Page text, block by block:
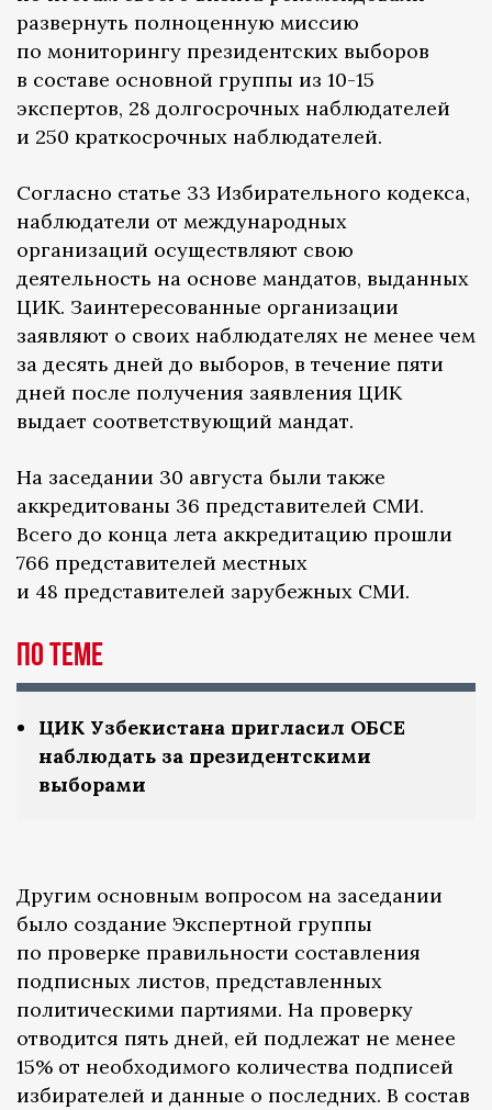
развернуть полноценную миссию
по мониторингу президентских выборов
в составе основной группы из 10-15
экспертов, 28 долгосрочных наблюдателей
и 250 краткосрочных наблюдателей.
Согласно статье 33 Избирательного кодекса,
наблюдатели от международных
организаций осуществляют свою
деятельность на основе мандатов, выданных
ЦИК. Заинтересованные организации
заявляют о своих наблюдателях не менее чем
за десять дней до выборов, в течение пяти
дней после получения заявления ЦИК
выдает соответствующий мандат.
На заседании 30 августа были также
аккредитованы 36 представителей СМИ.
Всего до конца лета аккредитацию прошли
766 представителей местных
и 48 представителей зарубежных СМИ.
По теме
ЦИК Узбекистана пригласил ОБСЕ
наблюдать за президентскими
выборами
Другим основным вопросом на заседании
было создание Экспертной группы
по проверке правильности составления
подписных листов, представленных
политическими партиями. На проверку
отводится пять дней, ей подлежат не менее
15% от необходимого количества подписей
избирателей и данные о последних. В состав